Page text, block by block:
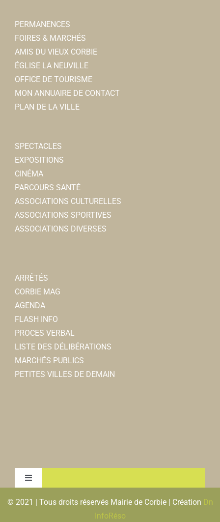
PERMANENCES
FOIRES & MARCHÉS
AMIS DU VIEUX CORBIE
ÉGLISE LA NEUVILLE
OFFICE DE TOURISME
MON ANNUAIRE DE CONTACT
PLAN DE LA VILLE
SPECTACLES
EXPOSITIONS
CINÉMA
PARCOURS SANTÉ
ASSOCIATIONS CULTURELLES
ASSOCIATIONS SPORTIVES
ASSOCIATIONS DIVERSES
ARRÊTÉS
CORBIE MAG
AGENDA
FLASH INFO
PROCES VERBAL
LISTE DES DÉLIBÉRATIONS
MARCHÉS PUBLICS
PETITES VILLES DE DEMAIN
Toggle
MENTIONS LEGALES & RGPD
© 2021 | Tous droits réservés Mairie de Corbie | Création Dn
InfoRéso